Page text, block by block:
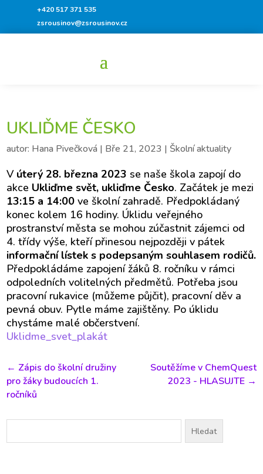
+420 517 371 535
zsrousinov@zsrousinov.cz
UKLIĎME ČESKO
autor: Hana Pivečková | Bře 21, 2023 | Školní aktuality
V úterý 28. března 2023 se naše škola zapojí do
akce Ukliďme svět, ukliďme Česko. Začátek je mezi
13:15 a 14:00ve školní zahradě. Předpokládaný
konec kolem 16 hodiny. Úklidu veřejného
prostranství města se mohou zúčastnit zájemci od
4. třídy výše, kteří přinesou nejpozději v pátek
informační lístek s podepsaným souhlasem rodičů.
Předpokládáme zapojení žáků 8. ročníku v rámci
odpoledních volitelných předmětů. Potřeba jsou
pracovní rukavice (můžeme půjčit), pracovní děv a
pevná obuv. Pytle máme zajištěny. Po úklidu
chystáme malé občerstvení.
Uklidme_svet_plakát
← Zápis do školní družiny
pro žáky budoucích 1.
ročníků
Soutěžíme v ChemQuest
2023 - HLASUJTE→
Vyhledávání